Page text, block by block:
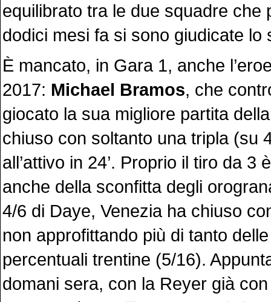
equilibrato tra le due squadre che
dodici mesi fa si sono giudicate
È mancato, in Gara 1, anche
2017: Michael Bramos, che
giocato la sua migliore partita
chiuso con soltanto una tripla (su
all’attivo in 24’. Proprio il tiro da 3
anche della sconfitta degli
4/6 di Daye, Venezia ha chiuso
non approfittando più di tanto
percentuali trentine (5/16).
domani sera, con la Reyer già